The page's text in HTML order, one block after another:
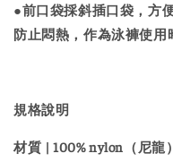
●前口袋採斜插口袋，方
防止悶熱，作為泳褲使
規格說明
材質 | 100% nylon（尼龍）